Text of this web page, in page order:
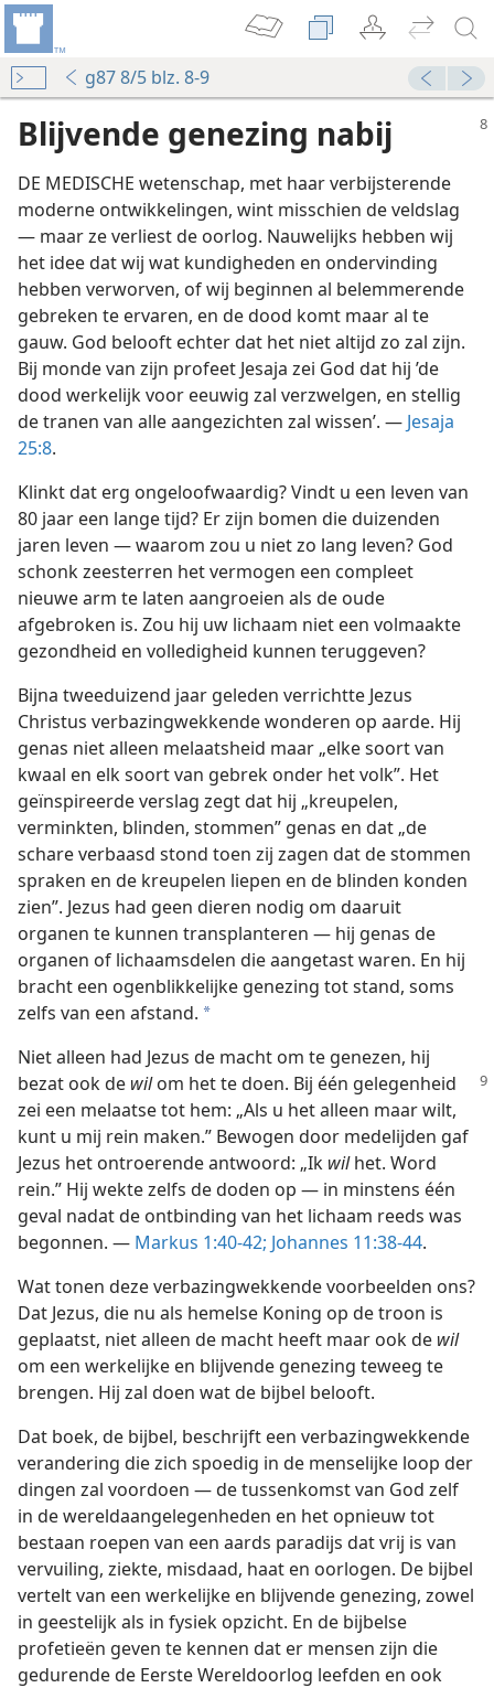
g87 8/5 blz. 8-9
Blijvende genezing nabij
DE MEDISCHE wetenschap, met haar verbijsterende
moderne ontwikkelingen, wint misschien de veldslag
— maar ze verliest de oorlog. Nauwelijks hebben wij
het idee dat wij wat kundigheden en ondervinding
hebben verworven, of wij beginnen al belemmerende
gebreken te ervaren, en de dood komt maar al te
gauw. God belooft echter dat het niet altijd zo zal zijn.
Bij monde van zijn profeet Jesaja zei God dat hij ’de
dood werkelijk voor eeuwig zal verzwelgen, en stellig
de tranen van alle aangezichten zal wissen’. — Jesaja
25:8.
Klinkt dat erg ongeloofwaardig? Vindt u een leven van
80 jaar een lange tijd? Er zijn bomen die duizenden
jaren leven — waarom zou u niet zo lang leven? God
schonk zeesterren het vermogen een compleet
nieuwe arm te laten aangroeien als de oude
afgebroken is. Zou hij uw lichaam niet een volmaakte
gezondheid en volledigheid kunnen teruggeven?
Bijna tweeduizend jaar geleden verrichtte Jezus
Christus verbazingwekkende wonderen op aarde. Hij
genas niet alleen melaatsheid maar „elke soort van
kwaal en elk soort van gebrek onder het volk”. Het
geïnspireerde verslag zegt dat hij „kreupelen,
verminkten, blinden, stommen” genas en dat „de
schare verbaasd stond toen zij zagen dat de stommen
spraken en de kreupelen liepen en de blinden konden
zien”. Jezus had geen dieren nodig om daaruit
organen te kunnen transplanteren — hij genas de
organen of lichaamsdelen die aangetast waren. En hij
bracht een ogenblikkelijke genezing tot stand, soms
zelfs van een afstand. a
Niet alleen had Jezus de macht om te genezen, hij
bezat ook de wilom het te doen. Bij één gelegenheid
zei een melaatse tot hem: „Als u het alleen maar wilt,
kunt u mij rein maken.” Bewogen door medelijden gaf
Jezus het ontroerende antwoord: „Ik wilhet. Word
rein.” Hij wekte zelfs de doden op — in minstens één
geval nadat de ontbinding van het lichaam reeds was
begonnen. — Markus 1:40-42; Johannes 11:38-44.
Wat tonen deze verbazingwekkende voorbeelden ons?
Dat Jezus, die nu als hemelse Koning op de troon is
geplaatst, niet alleen de macht heeft maar ook de wil
om een werkelijke en blijvende genezing teweeg te
brengen. Hij zal doen wat de bijbel belooft.
Dat boek, de bijbel, beschrijft een verbazingwekkende
verandering die zich spoedig in de menselijke loop der
dingen zal voordoen — de tussenkomst van God zelf
in de wereldaangelegenheden en het opnieuw tot
bestaan roepen van een aards paradijs dat vrij is van
vervuiling, ziekte, misdaad, haat en oorlogen. De bijbel
vertelt van een werkelijke en blijvende genezing, zowel
in geestelijk als in fysiek opzicht. En de bijbelse
profetieën geven te kennen dat er mensen zijn die
gedurende de Eerste Wereldoorlog leefden en ook